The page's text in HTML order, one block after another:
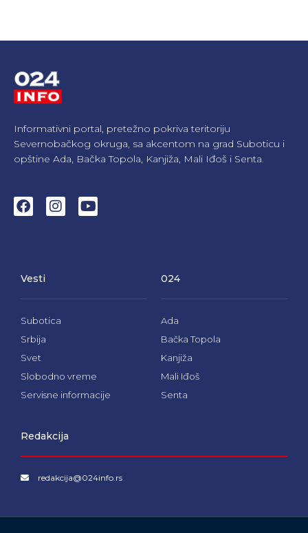
Informativni portal, pretežno pokriva teritoriju
Severnobačkog okruga, sa akcentom na grad Suboticu i
opštine Ada, Bačka Topola, Kanjiža, Mali Iđoš i Senta.
F
a
o
o
k
I
n
a
Y
o
Vesti
Subotica
Srbija
Svet
Slobodno vreme
Servisne informacije
024
Ada
Bačka Topola
Kanjiža
Mali Iđoš
Senta
Redakcija
redakcija@024info.rs